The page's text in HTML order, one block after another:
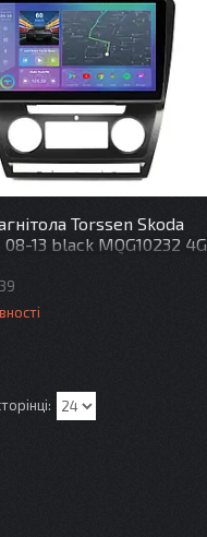
Torssen Skoda
13 black MQG10232 4G